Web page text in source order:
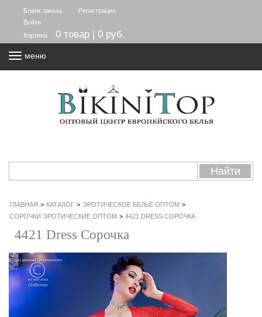
Бланк заказа
Регистрация
Войти
Корзина
0 товар | 0 руб.
меню
ГЛАВНАЯ > КАТАЛОГ > ЭРОТИЧЕСКОЕ БЕЛЬЁ ОПТОМ >
СОРОЧКИ ЭРОТИЧЕСКИЕ ОПТОМ > 4421 DRESS СОРОЧКА
4421 Dress Сорочка